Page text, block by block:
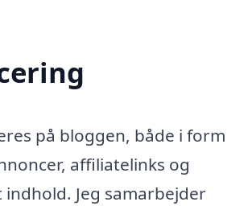
på bloggen, både i form
affiliatelinks og
Jeg samarbejder